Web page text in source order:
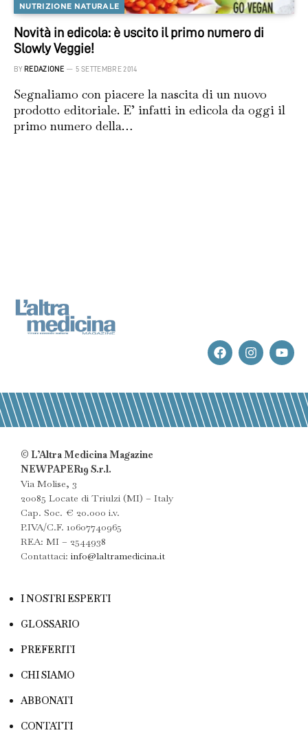
NUTRIZIONE NATURALE
Novità in edicola: è uscito il primo numero di
Slowly Veggie!
BY REDAZIONE 5 SETTEMBRE 2014
Segnaliamo con piacere la nascita di un nuovo
prodotto editoriale. E’ infatti in edicola da oggi il
primo numero della…
© L’Altra Medicina Magazine
NEWPAPER19 S.r.l.
Via Molise, 3
20085 Locate di Triulzi (MI) – Italy
Cap. Soc. € 20.000 i.v.
P.IVA/C.F. 10607740965
REA: MI – 2544938
Contattaci: info@laltramedicina.it
I NOSTRI ESPERTI
GLOSSARIO
PREFERITI
CHI SIAMO
ABBONATI
CONTATTI